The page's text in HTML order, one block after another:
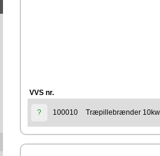
VVS nr.
? 100010 Træpillebrænder 10kw